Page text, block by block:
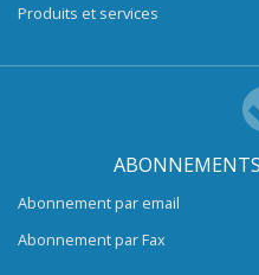
Produits et services
Abonnement par email
Abonnement par Fax